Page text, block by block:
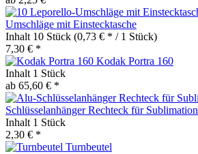
Umschläge mit Einstecktasche
Inhalt 10 Stück (0,73 € * / 1 Stück)
7,30 € *
Kodak Portra 160
Inhalt 1 Stück
ab 65,60 € *
Schlüsselanhänger Rechteck für Sublimation
Inhalt 1 Stück
2,30 € *
Turnbeutel